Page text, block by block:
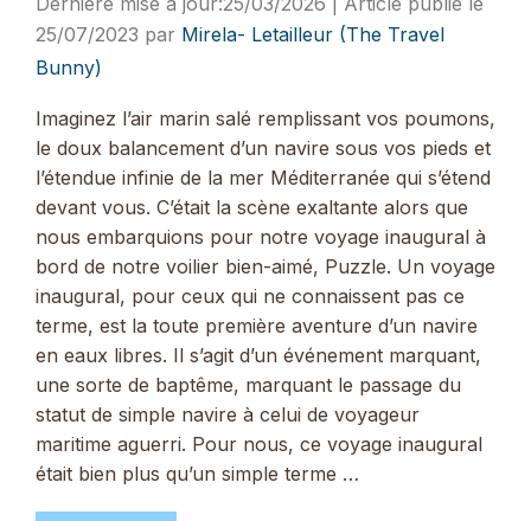
25/07/2023 par Mirela- Letailleur (The Travel
Bunny)
Imaginez l’air marin salé remplissant vos poumons,
le doux balancement d’un navire sous vos pieds et
l’étendue infinie de la mer Méditerranée qui s’étend
devant vous. C’était la scène exaltante alors que
nous embarquions pour notre voyage inaugural à
bord de notre voilier bien-aimé, Puzzle. Un voyage
inaugural, pour ceux qui ne connaissent pas ce
terme, est la toute première aventure d’un navire
en eaux libres. Il s’agit d’un événement marquant,
une sorte de baptême, marquant le passage du
statut de simple navire à celui de voyageur
maritime aguerri. Pour nous, ce voyage inaugural
était bien plus qu’un simple terme …